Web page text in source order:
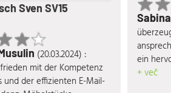
Sven SV15
(20.03.2024) :
mit der Kompetenz
und der effizienten E-Mail-
ein
+ več